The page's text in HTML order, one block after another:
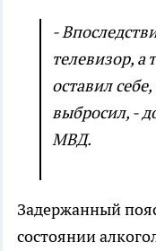
-
телевизор, а
оставил
выбросил, -
МВД.
Задержанный
состоянии